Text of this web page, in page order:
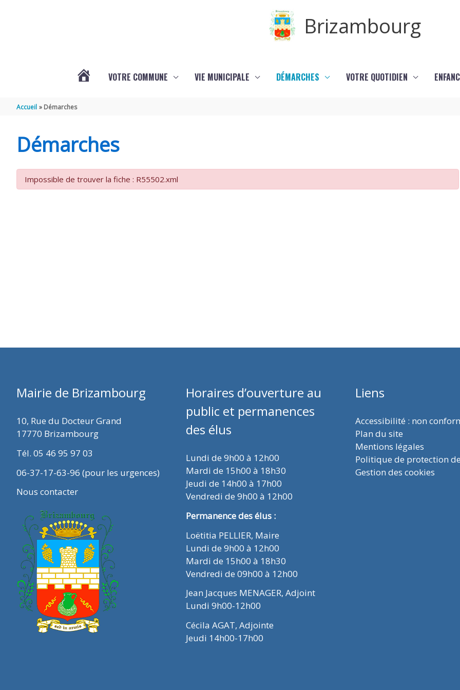
Brizambourg
VOTRE COMMUNE VIE MUNICIPALE DÉMARCHES VOTRE QUOTIDIEN
Accueil Démarches
Démarches
Impossible de trouver la fiche : R55502.xml
Mairie de Brizambourg
10, Rue du Docteur Grand
17770 Brizambourg
Tél. 05 46 95 97 03
06-37-17-63-96 (pour les urgences)
Nous contacter
Horaires d’ouverture au
public et permanences
des élus
Lundi de 9h00 à 12h00
Mardi de 15h00 à 18h30
Jeudi de 14h00 à 17h00
Vendredi de 9h00 à 12h00
Permanence des élus :
Loëtitia PELLIER, Maire
Lundi de 9h00 à 12h00
Mardi de 15h00 à 18h30
Vendredi de 09h00 à 12h00
Jean Jacques MENAGER, Adjoint
Lundi 9h00-12h00
Cécila AGAT, Adjointe
Jeudi 14h00-17h00
Liens
Accessibilité : non
Plan du site
Mentions légales
Politique de protection
Gestion des cookies